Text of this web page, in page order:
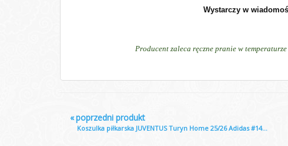
Wystarczy w
Producent zaleca ręczne pranie w
«poprzedni produkt
Koszulka piłkarska JUVENTUS Turyn Home 25/26 Adidas #14...